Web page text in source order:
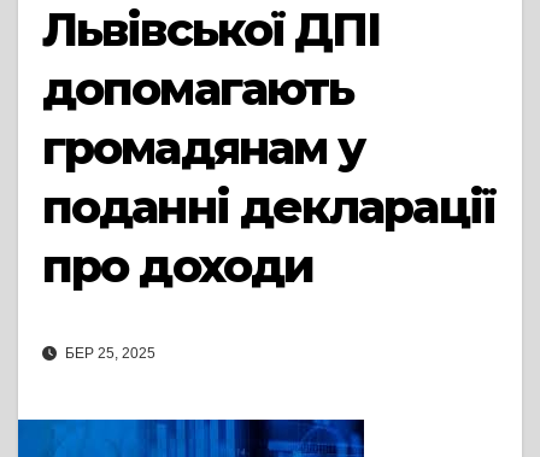
Львівської ДПІ
допомагають
громадянам у
поданні декларації
про доходи
БЕР 25, 2025